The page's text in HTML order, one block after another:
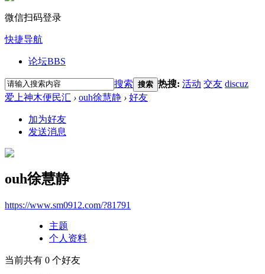
微信扫码登录
快捷导航
论坛BBS
搜索 搜索 热搜: 活动 交友 discuz
爱上神木便民汇 › ouh徐慧静 › 好友
加为好友
发送消息
ouh徐慧静
https://www.sm0912.com/?81791
主题
个人资料
当前共有 0 个好友